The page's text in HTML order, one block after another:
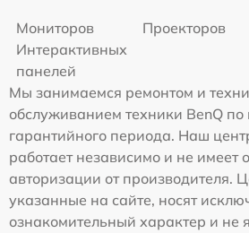
Мониторов
Проекторов
Интерактивных
панелей
Мы занимаемся ремонтом и
обслуживанием техники BenQ по
гарантийного периода. Наш
работает независимо и не имеет
авторизации от производителя.
указанные на сайте, носят
ознакомительный характер и не